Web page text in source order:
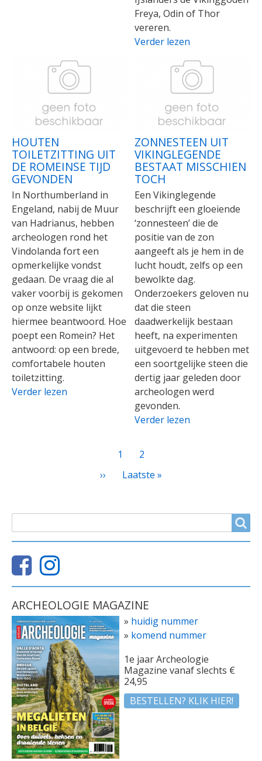
Freya, Odin of Thor
vereren.
Verder lezen
HOUTEN
TOILETZITTING UIT
DE ROMEINSE TIJD
GEVONDEN
In Northumberland in
Engeland, nabij de Muur
van Hadrianus, hebben
archeologen rond het
Vindolanda fort een
opmerkelijke vondst
gedaan. De vraag die al
vaker voorbij is gekomen
op onze website lijkt
hiermee beantwoord. Hoe
poept een Romein? Het
antwoord: op een brede,
comfortabele houten
toiletzitting.
Verder lezen
ZONNESTEEN UIT
VIKINGLEGENDE
BESTAAT MISSCHIEN
TOCH
Een Vikinglegende
beschrijft een gloeiende
‘zonnesteen’ die de
positie van de zon
aangeeft als je hem in de
lucht houdt, zelfs op een
bewolkte dag.
Onderzoekers geloven nu
dat die steen
daadwerkelijk bestaan
heeft, na experimenten
uitgevoerd te hebben met
een soortgelijke steen die
dertig jaar geleden door
archeologen werd
gevonden.
Verder lezen
Huidige
pagina
1 Page
2
Volgende
››
Laatste
Laatste »
ARCHEOLOGIE MAGAZINE
» huidig nummer
» komend nummer
1e jaar Archeologie
Magazine vanaf slechts €
24,95
BESTELLEN? KLIK HIER!